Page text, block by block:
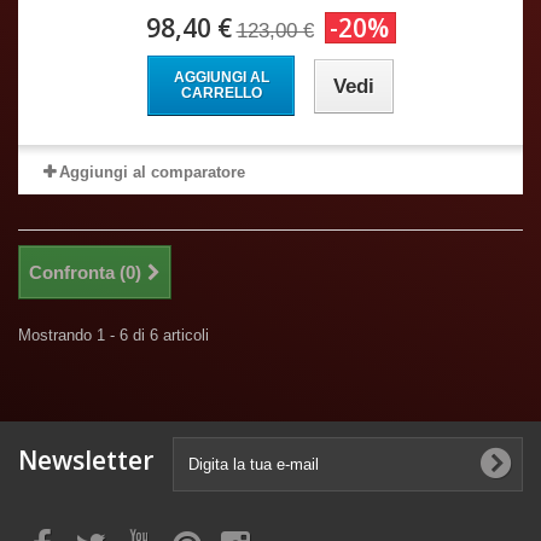
98,40 € 123,00 € -20%
AGGIUNGI AL
CARRELLO
Vedi
Aggiungi al comparatore
Confronta (0)
Mostrando 1 - 6 di 6 articoli
Newsletter